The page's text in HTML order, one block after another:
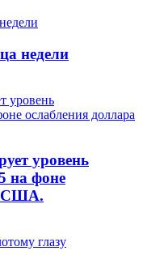
недели
уровень
на фоне
США.